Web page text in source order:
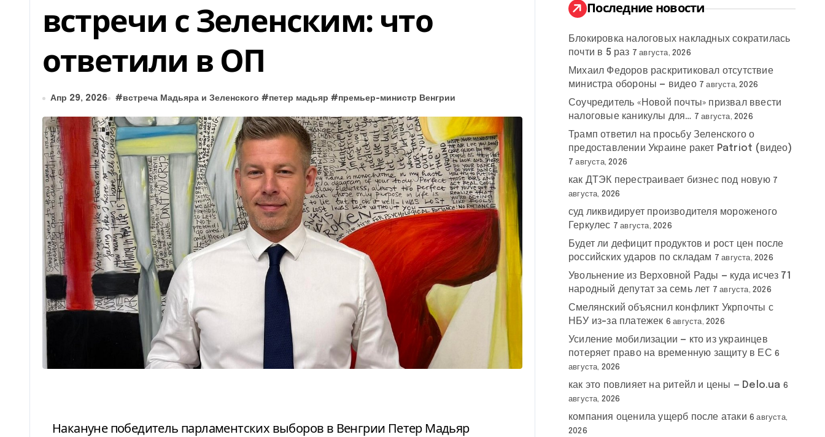
встречи с Зеленским: что
ответили в ОП
Апр 29, 2026 #встреча Мадьяра и Зеленского #петер мадьяр #премьер-министр Венгрии
Накануне победитель парламентских выборов в Венгрии Петер Мадьяр
:
Последние новости
Блокировка налоговых накладных сократилась
почти в 5 раз 7 августа, 2026
Михаил Федоров раскритиковал отсутствие
министра обороны — видео 7 августа, 2026
Соучредитель «Новой почты» призвал ввести
налоговые каникулы для… 7 августа, 2026
Трамп ответил на просьбу Зеленского о
предоставлении Украине ракет Patriot (видео)
7 августа, 2026
как ДТЭК перестраивает бизнес под новую 7
августа, 2026
суд ликвидирует производителя мороженого
Геркулес 7 августа, 2026
Будет ли дефицит продуктов и рост цен после
российских ударов по складам 7 августа, 2026
Увольнение из Верховной Рады — куда исчез 71
народный депутат за семь лет 7 августа, 2026
Смелянский объяснил конфликт Укрпочты с
НБУ из-за платежек 6 августа, 2026
Усиление мобилизации — кто из украинцев
потеряет право на временную защиту в ЕС 6
августа, 2026
как это повлияет на ритейл и цены — Delo.ua 6
августа, 2026
компания оценила ущерб после атаки 6 августа,
2026